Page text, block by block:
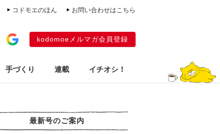
コドモエのほん お問い合わせはこちら
kodomoeメルマガ会員登録
手づくり 連載 イチオシ！
最新号のご案内